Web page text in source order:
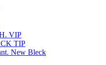
VIP
TIP
New Bleck